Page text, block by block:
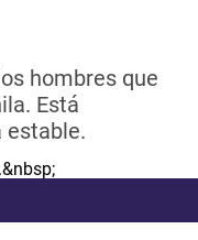
hombres que
Está
estable.